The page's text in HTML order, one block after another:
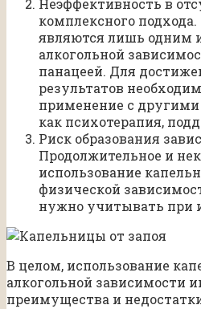
Неэффективность в
комплексного
являются лишь одним
алкогольной
панацеей. Для
результатов
применение с
как психотерапия,
Риск образования
Продолжительное и
использование
физической
нужно учитывать при
В целом, использование
алкогольной зависимости
преимущества и